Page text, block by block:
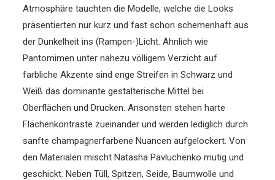
Atmosphäre tauchten die Modelle, welche die Looks
präsentierten nur kurz und fast schon schemenhaft aus
der Dunkelheit ins (Rampen-)Licht. Ähnlich wie
Pantomimen unter nahezu völligem Verzicht auf
farbliche Akzente sind enge Streifen in Schwarz und
Weiß das dominante gestalterische Mittel bei
Oberflächen und Drucken. Ansonsten stehen harte
Flächenkontraste zueinander und werden lediglich durch
sanfte champagnerfarbene Nuancen aufgelockert. Von
den Materialen mischt Natasha Pavluchenko mutig und
geschickt. Neben Tüll, Spitzen, Seide, Baumwolle und